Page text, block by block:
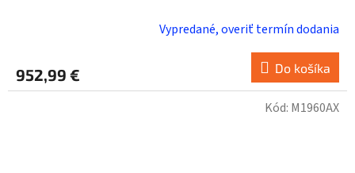
Vypredané, overiť termín dodania
952,99 € Do košíka
Kód: M1960AX